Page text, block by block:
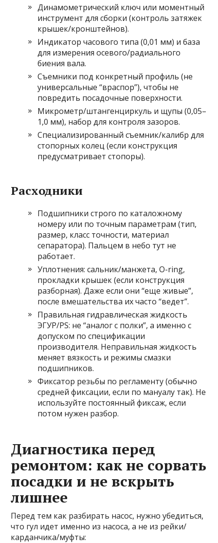
Динамометрический ключ или моментный
инструмент для сборки (контроль затяжек
крышек/кронштейнов).
Индикатор часового типа (0,01 мм) и база
для измерения осевого/радиального
биения вала.
Съемники под конкретный профиль (не
универсальные “враспор”), чтобы не
повредить посадочные поверхности.
Микрометр/штангенциркуль и щупы (0,05–
1,0 мм), набор для контроля зазоров.
Специализированный съемник/калибр для
стопорных колец (если конструкция
предусматривает стопоры).
Расходники
Подшипники строго по каталожному
номеру или по точным параметрам (тип,
размер, класс точности, материал
сепаратора). Пальцем в небо тут не
работает.
Уплотнения: сальник/манжета, O-ring,
прокладки крышек (если конструкция
разборная). Даже если они “еще живые”,
после вмешательства их часто “ведет”.
Правильная гидравлическая жидкость
ЭГУР/PS: не “аналог с полки”, а именно с
допуском по спецификации
производителя. Неправильная жидкость
меняет вязкость и режимы смазки
подшипников.
Фиксатор резьбы по регламенту (обычно
средней фиксации, если по мануалу так). Не
используйте постоянный фиксаж, если
потом нужен разбор.
Диагностика перед
ремонтом: как не сорвать
посадки и не вскрыть
лишнее
Перед тем как разбирать насос, нужно убедиться,
что гул идет именно из насоса, а не из рейки/
карданчика/муфты: